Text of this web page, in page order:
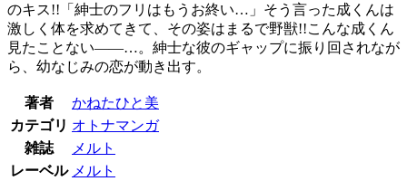
のキス!!「紳士のフリはもうお終い…」そう言った成くんは
激しく体を求めてきて、その姿はまるで野獣!!こんな成くん
見たことない――…。紳士な彼のギャップに振り回されなが
ら、幼なじみの恋が動き出す。
著者
かねたひと美
カテゴリ オトナマンガ
雑誌
メルト
レーベル メルト